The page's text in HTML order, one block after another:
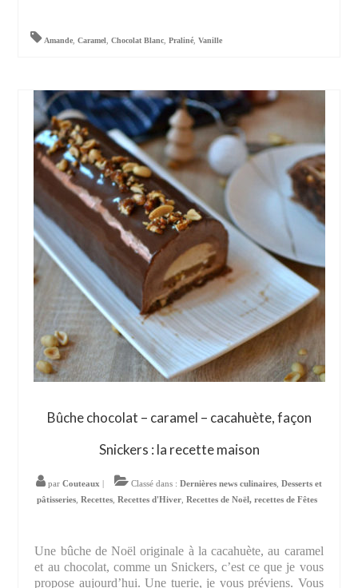
Amande,Caramel,Chocolat Blanc,Praliné,Vanille
Bûche chocolat – caramel – cacahuète, façon
Snickers : la recette maison
par Couteaux Classé dans : Dernières news culinaires Desserts et
pâtisseries Recettes Recettes d'Hiver Recettes de Noël, recettes de Fêtes
Une bûche de Noël originale à la cacahuète, au caramel
et au chocolat, comme un Snickers, c’est ce que je vous
propose aujourd’hui. Une tuerie, je vous préviens. Vous